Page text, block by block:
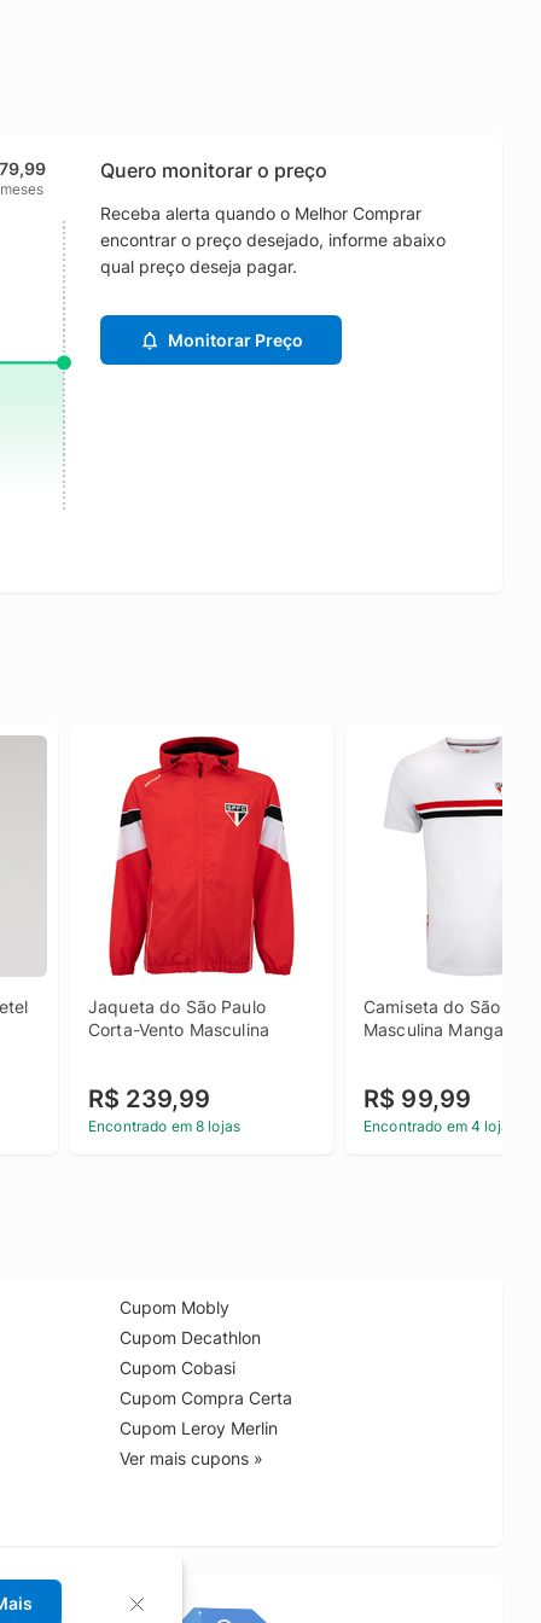
Quero monitorar o preço
Receba alerta quando o Melhor Comprar
encontrar o preço desejado, informe abaixo
qual preço deseja pagar.
Monitorar Preço
Jaqueta do São Paulo
Corta-Vento Masculina
R$ 239,99
Encontrado em 8 lojas
Camiseta do São
Masculina Manga
R$ 99,99
Encontrado em 4 lojas
Cupom Mobly
Cupom Decathlon
Cupom Cobasi
Cupom Compra Certa
Cupom Leroy Merlin
Ver mais cupons »